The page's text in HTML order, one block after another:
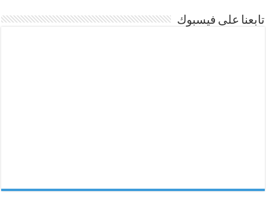
تابعنا على فيسبوك